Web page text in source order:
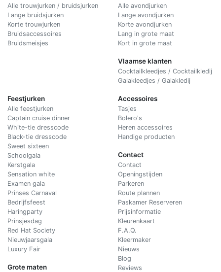
Alle trouwjurken / bruidsjurken
Lange bruidsjurken
Korte trouwjurken
Bruidsaccessoires
Bruidsmeisjes
Alle avondjurken
Lange avondjurken
Korte avondjurken
Lang in grote maat
Kort in grote maat
Vlaamse klanten
Cocktailkleedjes / Cocktailkledij
Galakleedjes / Galakledij
Feestjurken
Alle feestjurken
Captain cruise dinner
White-tie dresscode
Black-tie dresscode
Sweet sixteen
Schoolgala
Kerstgala
Sensation white
Examen gala
Prinses Carnaval
Bedrijfsfeest
Haringparty
Prinsjesdag
Red Hat Society
Nieuwjaarsgala
Luxury Fair
Grote maten
Accessoires
Tasjes
Bolero's
Heren accessoires
Handige producten
Contact
Contact
Openingstijden
Parkeren
Route plannen
Paskamer Reserveren
Prijsinformatie
Kleurenkaart
F.A.Q.
Kleermaker
Nieuws
Blog
Reviews